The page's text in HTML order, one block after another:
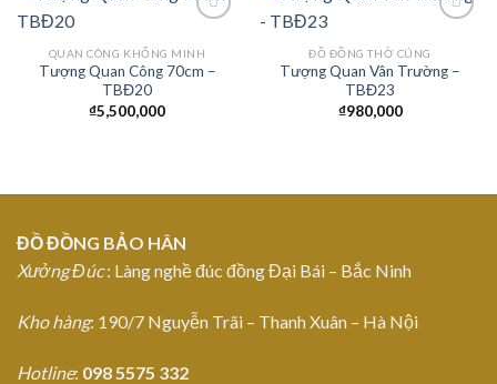
Add to
QUAN CÔNG KHỔNG MINH
Tượng Quan Công 70cm –
TBĐ20
₫5,500,000
Add to
ĐỒ ĐỒNG THỜ CÚNG
Tượng Quan Vân Trường –
TBĐ23
₫980,000
ĐỒ ĐỒNG BẢO HÂN
Xưởng Đúc: Làng nghề đúc đồng Đại Bái – Bắc Ninh
Kho hàng: 190/7 Nguyễn Trãi – Thanh Xuân – Hà Nội
Hotline: 098 5575 332